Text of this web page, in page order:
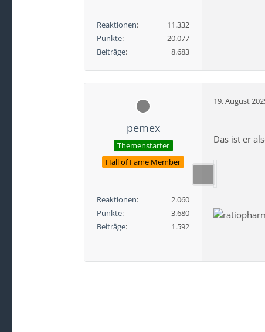
Reaktionen
11.332
Punkte
20.077
Beiträge
8.683
pemex
Themenstarter
Hall of Fame Member
Reaktionen
2.060
Punkte
3.680
Beiträge
1.592
19. August
Das ist er